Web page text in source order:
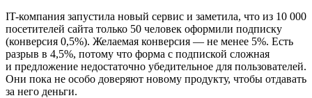
IT-компания запустила новый сервис и заметила, что из 10 000
посетителей сайта только 50 человек оформили подписку
(конверсия 0,5%). Желаемая конверсия — не менее 5%. Есть
разрыв в 4,5%, потому что форма с подпиской сложная
и предложение недостаточно убедительное для пользователей.
Они пока не особо доверяют новому продукту, чтобы отдавать
за него деньги.